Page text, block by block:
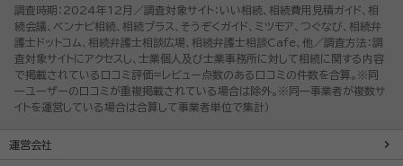
調査時期：2024年12月／調査対象サイト：いい相続、相続費用見積ガイド、相
続会議、ベンナビ相続、相続プラス、そうぞくガイド、ミツモア、つぐなび、相続弁
護士ドットコム、相続弁護士相談広場、相続弁護士相談Cafe、他／調査方法：調
査対象サイトにアクセスし、士業個人及び士業事務所に対して相続に関する内容
で掲載されている口コミ評価=レビュー点数のある口コミの件数を合算。※同
一ユーザーの口コミが重複掲載されている場合は除外。※同一事業者が複数サ
イトを運営している場合は合算して事業者単位で集計）
運営会社